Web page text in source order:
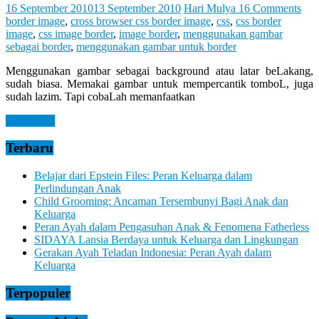
You
Feel
It
16 September 201013 September 2010 Hari Mulya 16 Comments
border image, cross browser css border image, css, css border
image, css image border, image border, menggunakan gambar
sebagai border, menggunakan gambar untuk border
Menggunakan gambar sebagai background atau latar beLakang,
sudah biasa. Memakai gambar untuk mempercantik tomboL, juga
sudah lazim. Tapi cobaLah memanfaatkan
Terbaru
Belajar dari Epstein Files: Peran Keluarga dalam
Perlindungan Anak
Child Grooming: Ancaman Tersembunyi Bagi Anak dan
Keluarga
Peran Ayah dalam Pengasuhan Anak & Fenomena Fatherless
SIDAYA Lansia Berdaya untuk Keluarga dan Lingkungan
Gerakan Ayah Teladan Indonesia: Peran Ayah dalam
Keluarga
Terpopuler